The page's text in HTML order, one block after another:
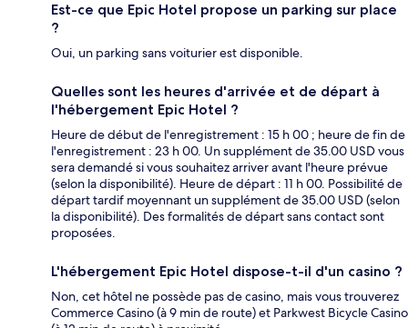
Est-ce que Epic Hotel propose un parking sur place
?
Oui, un parking sans voiturier est disponible.
Quelles sont les heures d'arrivée et de départ à
l'hébergement Epic Hotel ?
Heure de début de l'enregistrement : 15 h 00 ; heure de fin de
l'enregistrement : 23 h 00. Un supplément de 35.00 USD vous
sera demandé si vous souhaitez arriver avant l'heure prévue
(selon la disponibilité). Heure de départ : 11 h 00. Possibilité de
départ tardif moyennant un supplément de 35.00 USD (selon
la disponibilité). Des formalités de départ sans contact sont
proposées.
L'hébergement Epic Hotel dispose-t-il d'un casino ?
Non, cet hôtel ne possède pas de casino, mais vous trouverez
Commerce Casino (à 9 min de route) et Parkwest Bicycle Casino